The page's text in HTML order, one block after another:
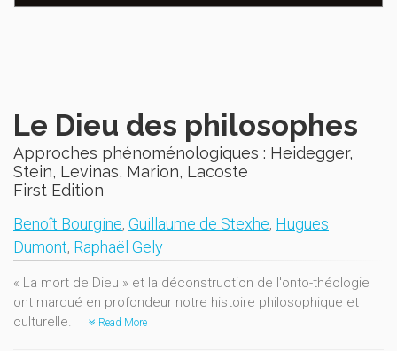
Le Dieu des philosophes
Approches phénoménologiques : Heidegger,
Stein, Levinas, Marion, Lacoste
First Edition
Benoît Bourgine, Guillaume de Stexhe, Hugues
Dumont, Raphaël Gely
« La mort de Dieu » et la déconstruction de l'onto-théologie
ont marqué en profondeur notre histoire philosophique et
culturelle.
Read More